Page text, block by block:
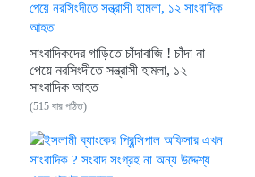
সাংবাদিকদের গাড়িতে চাঁদাবাজি ! চাঁদা না
পেয়ে নরসিংদীতে সন্ত্রাসী হামলা, ১২
সাংবাদিক আহত
(515 বার পঠিত)